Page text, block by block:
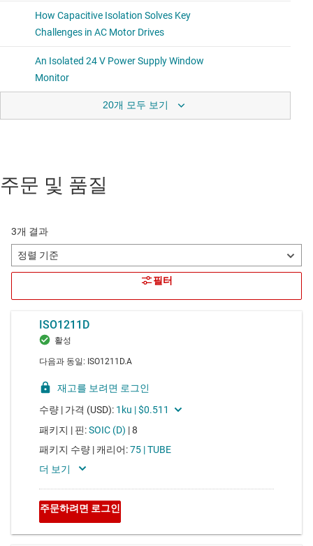
20개 모두 보기
주문 및 품질